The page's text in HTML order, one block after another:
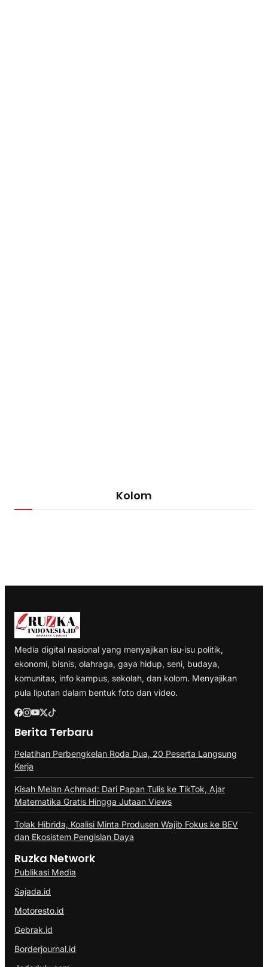
Kolom
Media digital nasional yang menyajikan isu-isu politik,
ekonomi, bisnis, olahraga, gaya hidup, seni, budaya,
komunitas, info kampus, sekolah, dan kolom. Menyajikan
pula liputan dalam bentuk foto dan video.
Berita Terbaru
Pelatihan Perbengkelan Roda Dua, 20 Peserta Langsung
Kerja
Kisah Melan Achmad: Dari Papan Tulis ke TikTok, Ajar
Matematika Gratis Hingga Jutaan Views
Tolak Hibrida, Koalisi Minta Produsen Wajib Fokus ke BEV
dan Ekosistem Pengisian Daya
Ruzka Network
Publikasi Media
Sajada.id
Motoresto.id
Gebrak.id
Borderjournal.id